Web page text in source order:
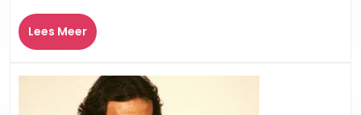
Lees MeerLees
Meer